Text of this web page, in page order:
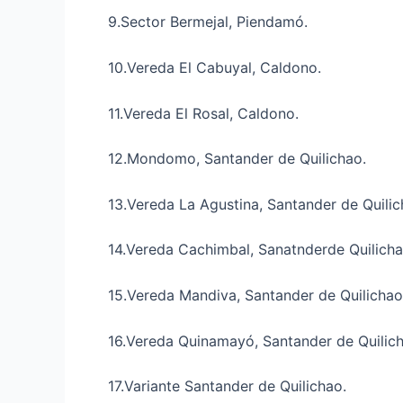
9.Sector Bermejal, Piendamó.
10.Vereda El Cabuyal, Caldono.
11.Vereda El Rosal, Caldono.
12.Mondomo, Santander de Quilichao.
13.Vereda La Agustina, Santander de
14.Vereda Cachimbal, Sanatnderde
15.Vereda Mandiva, Santander de
16.Vereda Quinamayó, Santander de
17.Variante Santander de Quilichao.